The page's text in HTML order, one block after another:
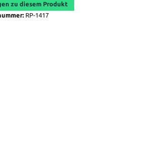
zu diesem Produkt
RP-1417